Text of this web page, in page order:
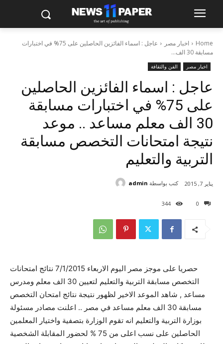
Home اخبار مصر
عاجل : اسماء الفائزين الحاصلين على 75% في اختبارات
مسابقة 30 الف...
اخبار مصر الفن والثقافة
عاجل : اسماء الفائزين الحاصلين
على 75% في اختبارات مسابقة
30 الف معلم مساعد .. موعد
نتيجة امتحانات التخصص مسابقة
التربية والتعليم
0
344
يناير 7, 2015 كتب بواسطة admin
حصريا على موجز مصر اليوم الاربعاء 7/1/2015 نتائج امتحانات
التخصص مسابقة التربية والتعليم لتعيين 30 الف معلم ومدرس
مساعد , شاهد الموعد الاخير لظهور نتيجة نتائج امتحان التخصص
مسابقة 30 الف معلم مساعد في مصر .. اعلنت مصادر مسئولة
بوزارة التربية والتعليم انه تقوم الوزارة بتصفية واختيار المعلمين
الحاصلين على نسب اعلى من 75 % لحضور المقابلة الشخصية